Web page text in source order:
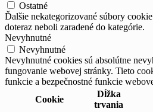
Ostatné
Ďalšie nekategorizované súbory
doteraz neboli zaradené do kategórie.
Nevyhnutné
Nevyhnutné
Nevyhnutné cookies sú absolútne
fungovanie webovej stránky. Tieto
funkcie a bezpečnostné funkcie
Cookie
Dĺžka
trvania